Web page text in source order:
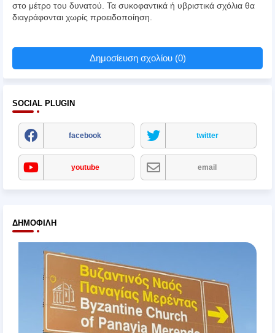
στο μέτρο του δυνατού. Τα συκοφαντικά ή υβριστικά σχόλια θα
διαγράφονται χωρίς προειδοποίηση.
Δημοσίευση σχολίου (0)
SOCIAL PLUGIN
facebook twitter
youtube email
ΔΗΜΟΦΙΛΉ